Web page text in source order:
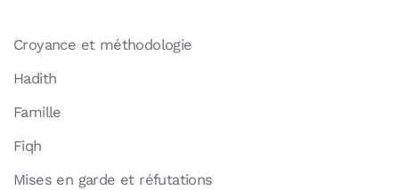
Croyance et méthodologie
Hadith
Famille
Fiqh
Mises en garde et réfutations